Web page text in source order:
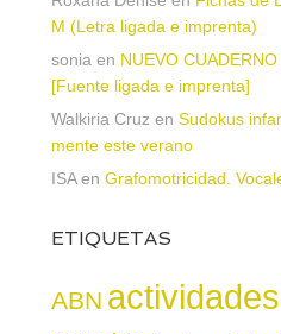
M (Letra ligada e imprenta)
sonia en NUEVO
[Fuente ligada e imprenta]
Walkiria Cruz en Sudokus
mente este verano
ISAen Grafomotricidad.
ETIQUETAS
ABN actividades